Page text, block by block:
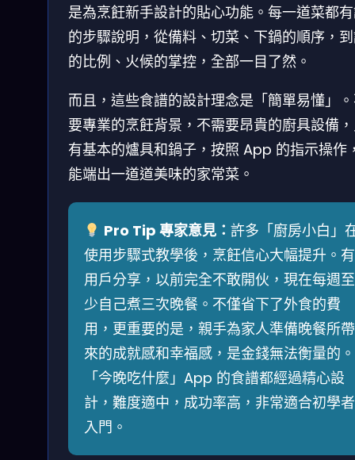
是為烹飪新手設計的貼心功能。每一道菜都
的步驟說明，從備料、切菜、下鍋的順序，
的比例、火候的掌控，全部一目了然。
而且，這些食譜的設計理念是「簡單易懂」
要專業的烹飪背景，不需要昂貴的廚具設備
有基本的爐具和鍋子，按照 App 的指示操作
能端出一道道美味的家常菜。
Pro Tip 專家意見： 許多「廚房小白」
使用步驟式教學後，烹飪信心大幅提升。有
用戶分享，以前完全不敢開伙，現在每週至
少自己煮三次晚餐。不僅省下了外食的費
用，更重要的是，親手為家人準備晚餐所帶
來的成就感和幸福感，是金錢無法衡量的。
「今晚吃什麼」App 的食譜都經過精心設
計，難度適中，成功率高，非常適合初學者
入門。